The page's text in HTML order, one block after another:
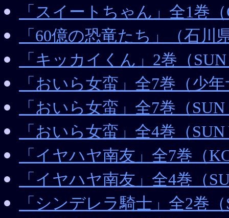
「スイートちゃん」全1巻
「60億の恐竜たち」（石川
「キッカイくん」2巻（
「おいら女蛮」全7巻（少
「おいら女蛮」全7巻（
「おいら女蛮」全4巻（
「イヤハヤ南友」全7巻（
「イヤハヤ南友」全4巻（
「シンデレラ騎士」全2巻